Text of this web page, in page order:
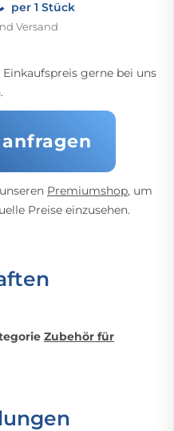
per 1 Stück
Versand
gerne bei uns
Premiumshop, um
Preise einzusehen.
Zubehör für